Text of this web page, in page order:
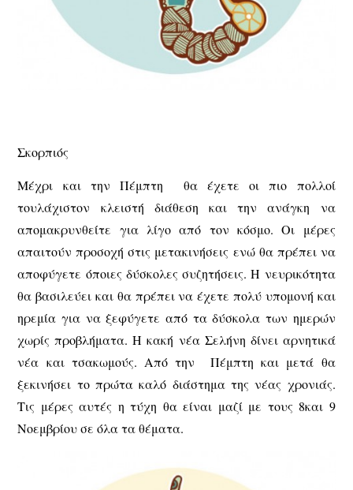
Σκορπιός
Μέχρι και την Πέμπτη θα έχετε οι πιο πολλοί
τουλάχιστον κλειστή διάθεση και την ανάγκη να
απομακρυνθείτε για λίγο από τον κόσμο. Οι μέρες
απαιτούν προσοχή στις μετακινήσεις ενώ θα πρέπει να
αποφύγετε όποιες δύσκολες συζητήσεις. Η νευρικότητα
θα βασιλεύει και θα πρέπει να έχετε πολύ υπομονή και
ηρεμία για να ξεφύγετε από τα δύσκολα των ημερών
χωρίς προβλήματα. Η κακή νέα Σελήνη δίνει αρνητικά
νέα και τσακωμούς. Από την Πέμπτη και μετά θα
ξεκινήσει το πρώτα καλό διάστημα της νέας χρονιάς.
Τις μέρες αυτές η τύχη θα είναι μαζί με τους 8και 9
Νοεμβρίου σε όλα τα θέματα.